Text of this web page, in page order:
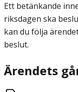
Ett betänkande
riksdagen ska
kan du följa
beslut.
Ärendets